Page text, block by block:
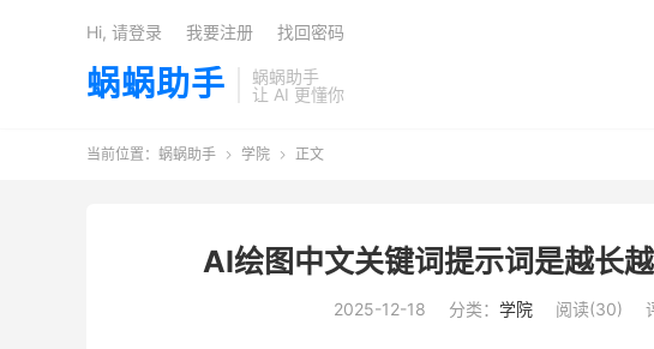
蜗蜗助手
蜗蜗助手
让 AI 更懂你
Hi, 请登录 我要注册 找回密码
当前位置： 蜗蜗助手  学院  正文
AI绘图中文关键词提示词是越长
2025-12-18 分类： 学院 阅读(30)